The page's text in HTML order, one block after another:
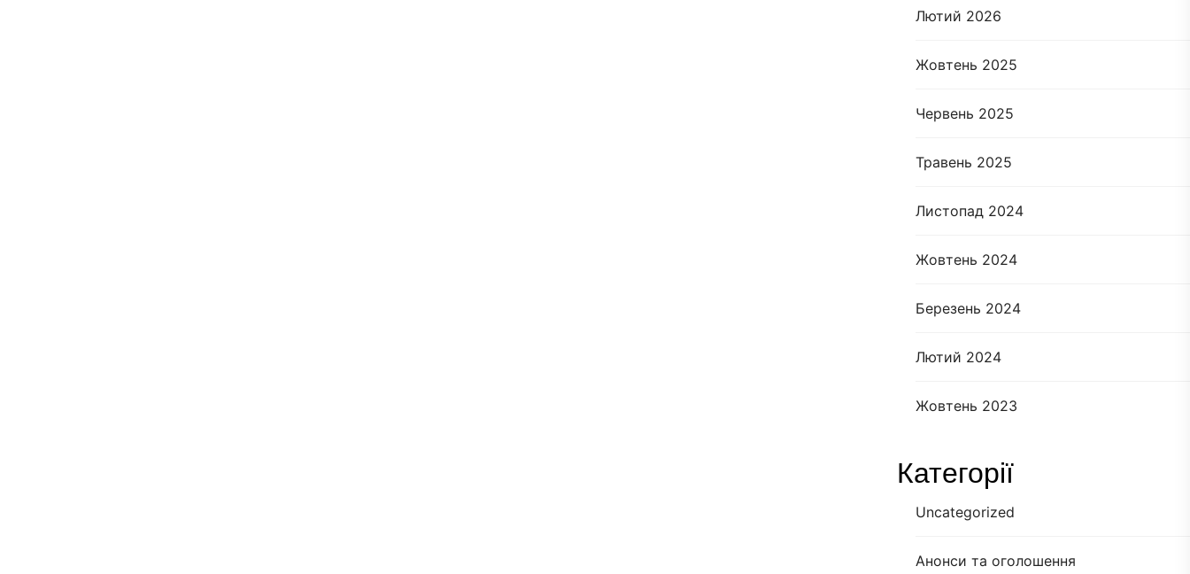
Лютий 2026
Жовтень 2025
Червень 2025
Травень 2025
Листопад 2024
Жовтень 2024
Березень 2024
Лютий 2024
Жовтень 2023
Категорії
Uncategorized
Анонси та оголошення